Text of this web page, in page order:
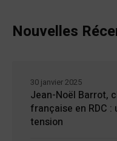
Nouvelles
Jean-Noël Barrot,
française en RDC
tension
30 janvier 2025